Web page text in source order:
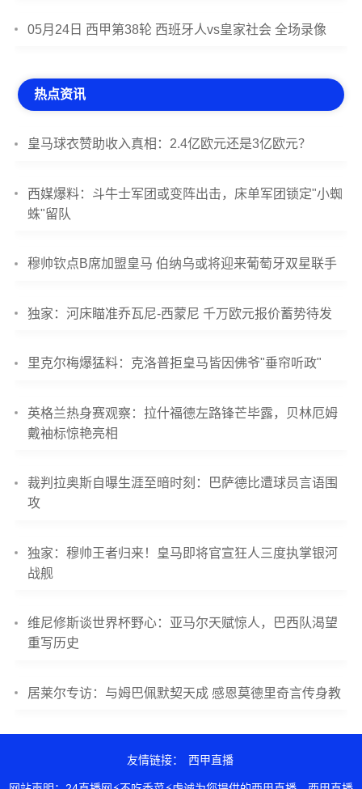
05月24日 西甲第38轮 西班牙人vs皇家社会 全场录像
热点资讯
皇马球衣赞助收入真相：2.4亿欧元还是3亿欧元？
西媒爆料：斗牛士军团或变阵出击，床单军团锁定"小蜘
蛛"留队
穆帅钦点B席加盟皇马 伯纳乌或将迎来葡萄牙双星联手
独家：河床瞄准乔瓦尼-西蒙尼 千万欧元报价蓄势待发
里克尔梅爆猛料：克洛普拒皇马皆因佛爷"垂帘听政"
英格兰热身赛观察：拉什福德左路锋芒毕露，贝林厄姆
戴袖标惊艳亮相
裁判拉奥斯自曝生涯至暗时刻：巴萨德比遭球员言语围
攻
独家：穆帅王者归来！皇马即将官宣狂人三度执掌银河
战舰
维尼修斯谈世界杯野心：亚马尔天赋惊人，巴西队渴望
重写历史
居莱尔专访：与姆巴佩默契天成 感恩莫德里奇言传身教
友情链接： 西甲直播